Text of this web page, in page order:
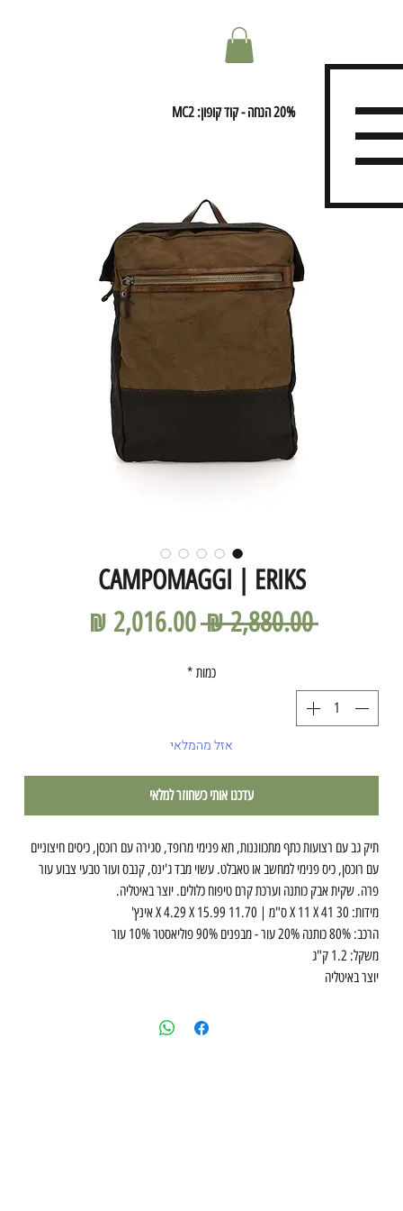
CAMPOMAGGI | ERIKS
‏2,880.00 ‏₪
מחיר
רגילכמות *
אזל מהמלאי
עדכנו אותי כשחוזר למלאי
תיק גב עם רצועות כתף מתכווננות, תא פנימי מרופד, סגירה עם רוכסן, כיסים חיצוניים
עם רוכסן, כיס פנימי למחשב או טאבלט. עשוי מבד ג'ינס, קנבס ועור טבעי צבוע עור
פרה. שקית אבק כותנה וערכת קרם טיפוח כלולים. יוצר באיטליה.
מידות: 30 X 11 X 41 ס"מ | 11.70 X 4.29 X 15.99 אינץ'
הרכב: 80% כותנה 20% עור - מבפנים 90% פוליאסטר 10% עור
משקל: 1.2 ק"ג
יוצר באיטליה
20% הנחה - קוד קופון: MC2